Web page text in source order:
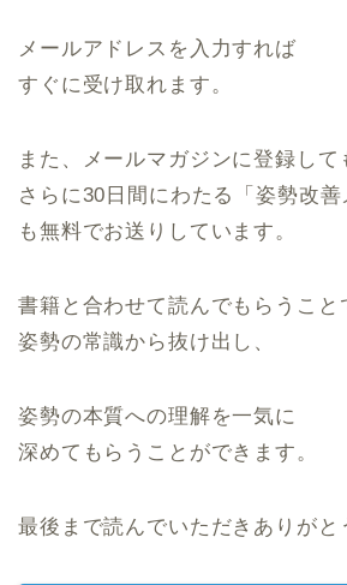
メールアドレスを入力すれば
すぐに受け取れます。
また、メールマガジンに登録して
さらに30日間にわたる「姿勢改善
も無料でお送りしています。
書籍と合わせて読んでもらうこと
姿勢の常識から抜け出し、
姿勢の本質への理解を一気に
深めてもらうことができます。
最後まで読んでいただきありがと